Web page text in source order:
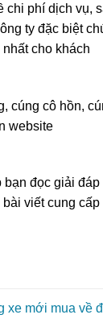
chi phí dịch vụ,
ty đặc biệt
cho khách
cúng cô hồn,
website
bạn đọc giải đáp
bài viết cung cấp
xe mới mua về